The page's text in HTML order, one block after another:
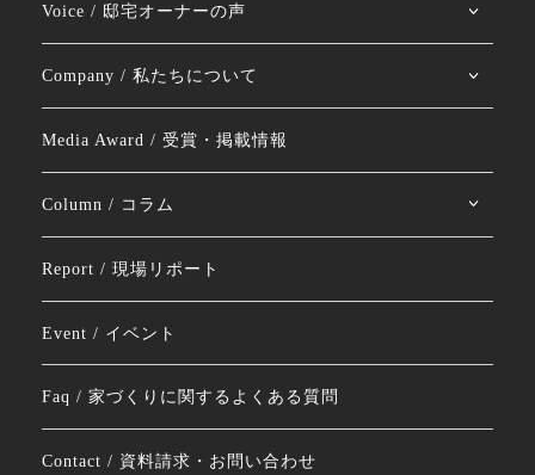
Voice / 邸宅オーナーの声
Company / 私たちについて
Media Award / 受賞・掲載情報
Column / コラム
Report / 現場リポート
Event / イベント
Faq / 家づくりに関するよくある質問
Contact / 資料請求・お問い合わせ